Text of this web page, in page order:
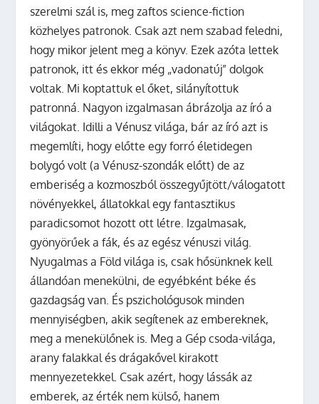
szerelmi szál is, meg zaftos science-fiction
közhelyes patronok. Csak azt nem szabad feledni,
hogy mikor jelent meg a könyv. Ezek azóta lettek
patronok, itt és ekkor még „vadonatúj” dolgok
voltak. Mi koptattuk el őket, silányítottuk
patronná. Nagyon izgalmasan ábrázolja az író a
világokat. Idilli a Vénusz világa, bár az író azt is
megemlíti, hogy előtte egy forró életidegen
bolygó volt (a Vénusz-szondák előtt) de az
emberiség a kozmoszból összegyűjtött/válogatott
növényekkel, állatokkal egy fantasztikus
paradicsomot hozott ott létre. Izgalmasak,
gyönyörűek a fák, és az egész vénuszi világ.
Nyugalmas a Föld világa is, csak hősünknek kell
állandóan menekülni, de egyébként béke és
gazdagság van. És pszichológusok minden
mennyiségben, akik segítenek az embereknek,
meg a menekülőnek is. Meg a Gép csoda-világa,
arany falakkal és drágakővel kirakott
mennyezetekkel. Csak azért, hogy lássák az
emberek, az érték nem külső, hanem